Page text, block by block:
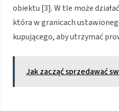
obiektu [3]. W tle może
która w granicach
kupującego, aby utrzymać
Jak zacząć sprzedawać